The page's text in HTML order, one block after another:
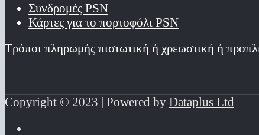
Συνδρομές PSN
Κάρτες για το πορτοφόλι PSN
Τρόποι πληρωμής πιστωτική ή χρεωστική ή
Copyright © 2023 | Powered by Dataplus Ltd